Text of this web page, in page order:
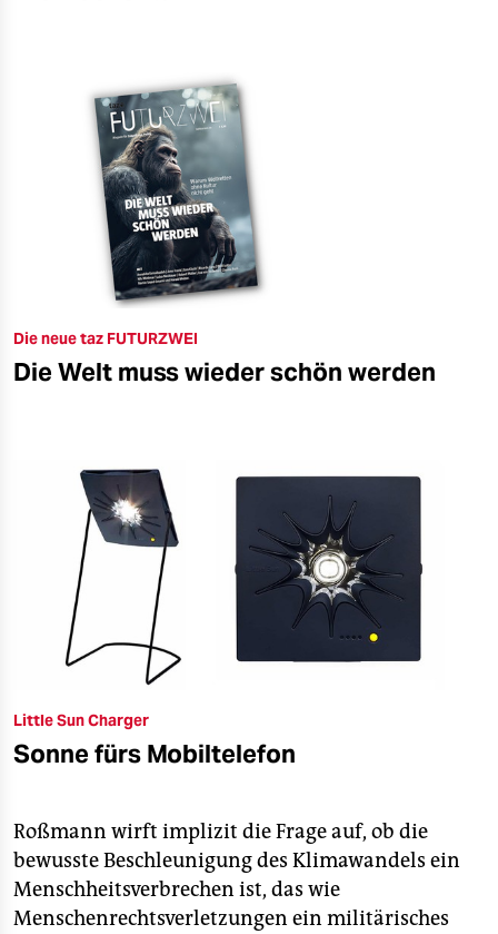
Die neue taz FUTURZWEI
Die Welt muss wieder schön werden
Little Sun Charger
Sonne fürs Mobiltelefon
Roßmann wirft implizit die Frage auf, ob die
bewusste Beschleunigung des Klimawandels ein
Menschheitsverbrechen ist, das wie
Menschenrechtsverletzungen ein militärisches